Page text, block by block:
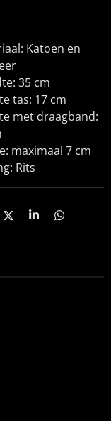
Katoen en
35 cm
tas: 17 cm
met draagband:
maximaal 7 cm
Rits
D
S
D